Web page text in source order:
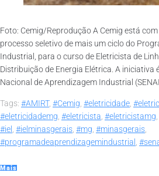
Foto: Cemig/Reprodução A Cemig está
processo seletivo de mais um ciclo do
Industrial, para o curso de Eletricista de
Distribuição de Energia Elétrica. A iniciativa
Nacional de Aprendizagem Industrial
Tags: #AMIRT, #Cemig, #eletricidade,
#eletricidademg, #eletricista, #eletricistamg,
#iel , #ielminasgerais, #mg, #minasgerais,
#programadeaprendizagemindustrial ,
Mais